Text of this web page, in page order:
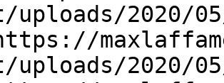
uploads/2020/
uploads/2020/